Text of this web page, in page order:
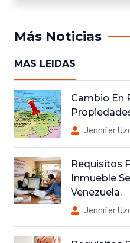
Más Noticias
MAS LEIDAS
Cambio En
Jennifer
Requisitos
Inmueble
Venezuela.
Jennifer